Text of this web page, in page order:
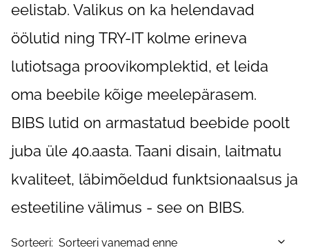
eelistab. Valikus on ka helendavad
öölutid ning TRY-IT kolme erineva
lutiotsaga proovikomplektid, et leida
oma beebile kõige meelepärasem.
BIBS lutid on armastatud beebide poolt
juba üle 40.aasta. Taani disain, laitmatu
kvaliteet, läbimõeldud funktsionaalsus ja
esteetiline välimus - see on BIBS.
Sorteeri: